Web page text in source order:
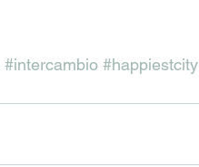
#intercambio #happiestcity